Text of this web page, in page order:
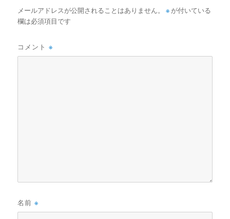
メールアドレスが公開されることはありません。 ※ が付いている
欄は必須項目です
コメント※
名前※